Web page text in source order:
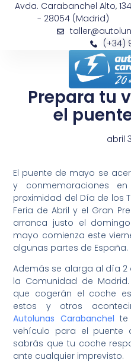
Avda. Carabanchel Alto, 134
- 28054 (Madrid)
(+34)
Prepara tu
el
abril
El puente de mayo se
y conmemoraciones
proximidad del Día de los
Feria de Abril y el Gran
arranca justo el
mayo comienza este
algunas partes de España.
Además se alarga al día
la Comunidad de
que cogerán el coche
estos y otros
Autolunas Carabanchel te
vehículo para el puente
sabrás que tu coche
ante cualquier imprevisto.